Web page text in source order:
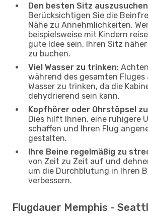
Den besten Sitz auszusuchen
Berücksichtigen Sie die
Nähe zu Annehmlichkeiten.
beispielsweise mit Kindern
gute Idee sein, Ihren Sitz
zu buchen.
Viel Wasser zu trinken:
während des gesamten Fluges
Wasser zu trinken, da die
dehydrierend sein kann.
Kopfhörer oder Ohrstöpsel
Dies hilft Ihnen, eine ruhigere
schaffen und Ihren Flug
gestalten.
Ihre Beine regelmäßig zu
von Zeit zu Zeit auf und
um die Durchblutung in Ihren
verbessern.
Flugdauer Memphis -